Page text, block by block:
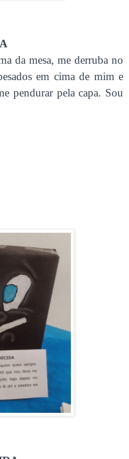
da mesa, me derruba no
em cimade mim e
pendurar pela capa. Sou